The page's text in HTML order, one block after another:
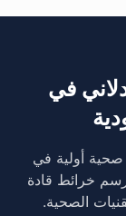
في
أولية في
خرائط قادة